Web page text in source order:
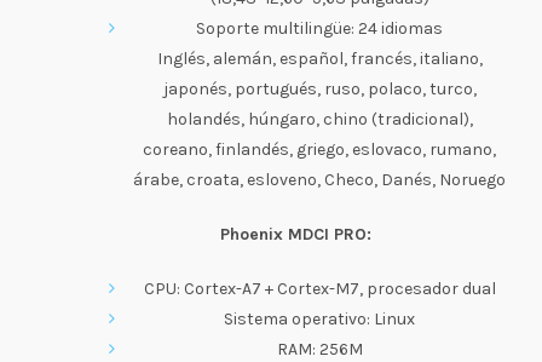
Soporte multilingüe: 24 idiomas
Inglés, alemán, español, francés, italiano,
japonés, portugués, ruso, polaco, turco,
holandés, húngaro, chino (tradicional),
coreano, finlandés, griego, eslovaco, rumano,
árabe, croata, esloveno, Checo, Danés, Noruego
Phoenix MDCI PRO:
CPU: Cortex-A7 + Cortex-M7, procesador dual
Sistema operativo: Linux
RAM: 256M